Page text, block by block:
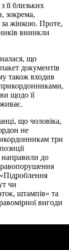
її близьких
зокрема,
жінкою. Проте,
виникли
що
документів
також входив
щодо її
що чоловіка,
не
три
направили до
чи
штампів» та
вигоди